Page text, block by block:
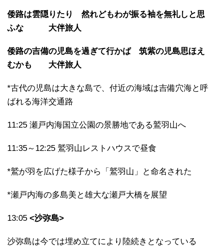
倭路は雲隠りたり 然れどもわが振る袖を無礼しと思
ふな 大伴旅人
倭路の吉備の児島を過ぎて行かば 筑紫の児島思ほえ
むかも 大伴旅人
*古代の児島は大きな島で、付近の海域は吉備穴海と呼
ばれる海洋交通路
11:25 瀬戸内海国立公園の景勝地である鷲羽山へ
11:35～12:25 鷲羽山レストハウスで昼食
*鷲が羽を広げた様子から「鷲羽山」と命名された
*瀬戸内海の多島美と雄大な瀬戸大橋を展望
13:05 <沙弥島>
沙弥島は今では埋め立てにより陸続きとなっている